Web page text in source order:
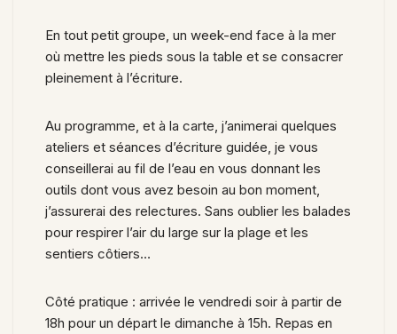
En tout petit groupe, un week-end face à la mer
où mettre les pieds sous la table et se consacrer
pleinement à l’écriture.
Au programme, et à la carte, j’animerai quelques
ateliers et séances d’écriture guidée, je vous
conseillerai au fil de l’eau en vous donnant les
outils dont vous avez besoin au bon moment,
j’assurerai des relectures. Sans oublier les balades
pour respirer l’air du large sur la plage et les
sentiers côtiers…
Côté pratique : arrivée le vendredi soir à partir de
18h pour un départ le dimanche à 15h. Repas en